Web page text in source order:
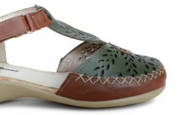
NEGRO BLANCO
BORDO
NEVADO BRONCE